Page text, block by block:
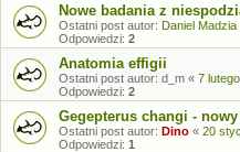
Nowe badania z
Ostatni post autor: Daniel Madzia
Odpowiedzi: 2
Anatomia effigii
Ostatni post autor: d_m « 7
Odpowiedzi: 2
Gegepterus changi -
Ostatni post autor: Dino « 20
Odpowiedzi: 1